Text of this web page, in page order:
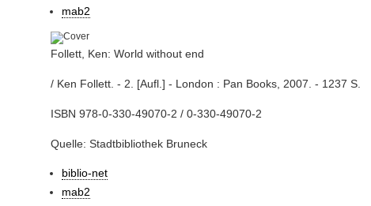
mab2
Follett, Ken: World without end
/ Ken Follett. - 2. [Aufl.] - London : Pan Books, 2007. - 1237 S.
ISBN 978-0-330-49070-2 / 0-330-49070-2
Quelle: Stadtbibliothek Bruneck
biblio-net
mab2